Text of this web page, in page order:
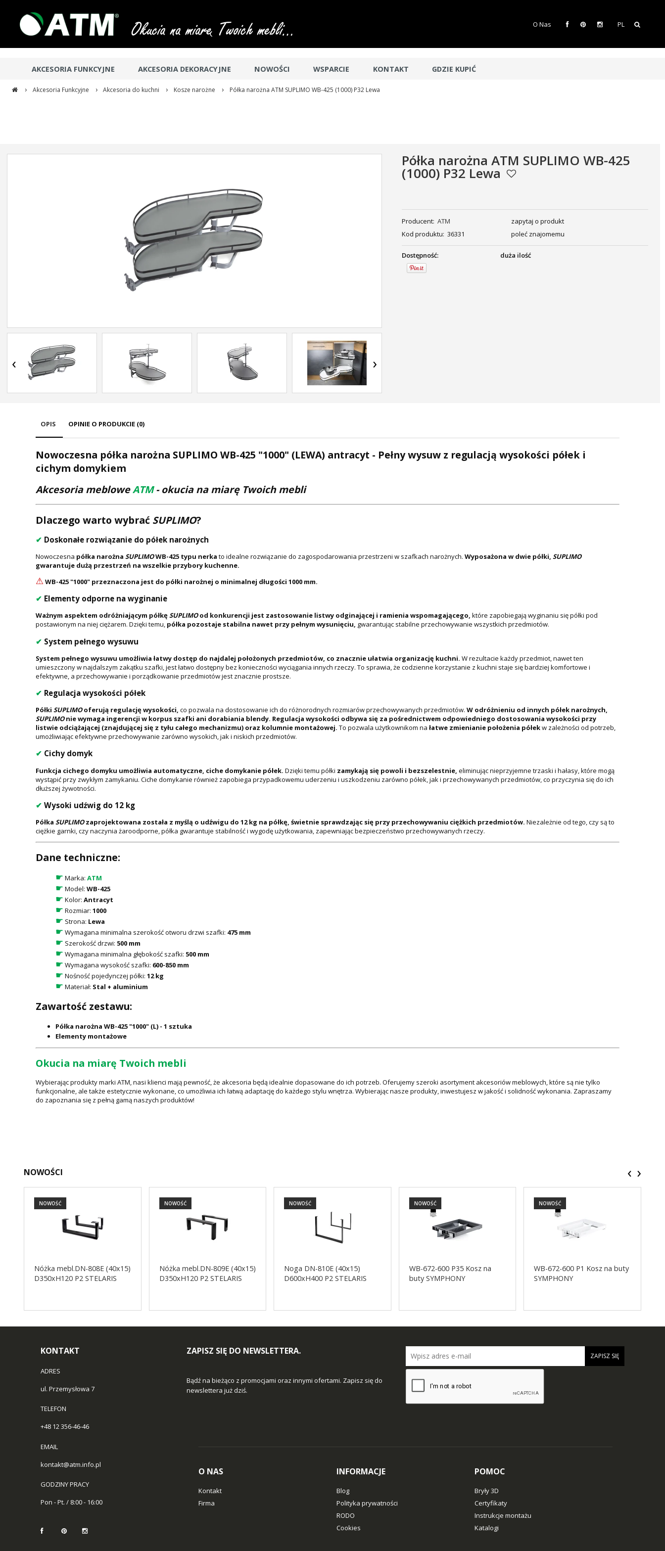
O Nas PL
AKCESORIA FUNKCYJNE AKCESORIA DEKORACYJNE NOWOŚCI WSPARCIE KONTAKT GDZIE KUPIĆ
› Akcesoria Funkcyjne › Akcesoria do kuchni › Kosze narożne › Półka narożna ATM SUPLIMO WB-425 (1000) P32 Lewa
‹ ›
Półka narożna ATM SUPLIMO WB-425
(1000) P32 Lewa
Producent: ATM
Kod produktu: 36331
zapytaj o produkt
poleć znajomemu
Dostępność: duża ilość
OPIS OPINIE O PRODUKCIE (0)
Nowoczesna półka narożna SUPLIMO WB-425 "1000" (LEWA) antracyt - Pełny wysuw z regulacją wysokości półek i
cichym domykiem
Akcesoria mebloweATM- okucia na miarę Twoich mebli
Dlaczego warto wybrać SUPLIMO?
✔ Doskonałe rozwiązanie do półek narożnych
Nowoczesna półka narożna SUPLIMOWB-425 typu nerka to idealne rozwiązanie do zagospodarowania przestrzeni w szafkach narożnych. Wyposażona w dwie półki, SUPLIMO
gwarantuje dużą przestrzeń na wszelkie przybory kuchenne.
⚠ WB-425 "1000" przeznaczona jest do półki narożnej o minimalnej długości 1000 mm.
✔ Elementy odporne na wyginanie
Ważnym aspektem odróżniającym półkęSUPLIMOod konkurencji jest zastosowanie listwy odginającej i ramienia wspomagającego, które zapobiegają wyginaniu się półki pod
postawionym na niej ciężarem. Dzięki temu, półka pozostaje stabilna nawet przy pełnym wysunięciu, gwarantując stabilne przechowywanie wszystkich przedmiotów.
✔ System pełnego wysuwu
System pełnego wysuwu umożliwia łatwy dostęp do najdalej położonych przedmiotów, co znacznie ułatwia organizację kuchni. W rezultacie każdy przedmiot, nawet ten
umieszczony w najdalszym zakątku szafki, jest łatwo dostępny bez konieczności wyciągania innych rzeczy. To sprawia, że codzienne korzystanie z kuchni staje się bardziej komfortowe i
efektywne, a przechowywanie i porządkowanie przedmiotów jest znacznie prostsze.
✔ Regulacja wysokości półek
Półki SUPLIMOoferują regulację wysokości, co pozwala na dostosowanie ich do różnorodnych rozmiarów przechowywanych przedmiotów. W odróżnieniu od innych półek narożnych,
SUPLIMOnie wymaga ingerencji w korpus szafki ani dorabiania blendy. Regulacja wysokości odbywa się za pośrednictwem odpowiedniego dostosowania wysokości przy
listwie odciążającej (znajdującej się z tyłu całego mechanizmu) oraz kolumnie montażowej. To pozwala użytkownikom na łatwe zmienianie położenia półekw zależności od potrzeb,
umożliwiając efektywne przechowywanie zarówno wysokich, jak i niskich przedmiotów.
✔ Cichy domyk
Funkcja cichego domyku umożliwia automatyczne, ciche domykanie półek. Dzięki temu półki zamykają się powoli i bezszelestnie, eliminując nieprzyjemne trzaski i hałasy, które mogą
wystąpić przy zwykłym zamykaniu. Ciche domykanie również zapobiega przypadkowemu uderzeniu i uszkodzeniu zarówno półek, jak i przechowywanych przedmiotów, co przyczynia się do ich
dłuższej żywotności.
✔ Wysoki udźwig do 12 kg
Półka SUPLIMOzaprojektowana została z myślą o udźwigu do 12 kg na półkę, świetnie sprawdzając się przy przechowywaniu ciężkich przedmiotów. Niezależnie od tego, czy są to
ciężkie garnki, czy naczynia żaroodporne, półka gwarantuje stabilność i wygodę użytkowania, zapewniając bezpieczeństwo przechowywanych rzeczy.
Dane techniczne:
☛ Marka: ATM
☛ Model: WB-425
☛ Kolor: Antracyt
☛ Rozmiar: 1000
☛ Strona: Lewa
☛ Wymagana minimalna szerokość otworu drzwi szafki: 475 mm
☛ Szerokość drzwi: 500 mm
☛ Wymagana minimalna głębokość szafki: 500 mm
☛ Wymagana wysokość szafki: 600-850 mm
☛ Nośność pojedynczej półki: 12 kg
☛ Materiał: Stal + aluminium
Zawartość zestawu:
Półka narożna WB-425 "1000" (L) - 1 sztuka
Elementy montażowe
Okucia na miarę Twoich mebli
Wybierając produkty marki ATM, nasi klienci mają pewność, że akcesoria będą idealnie dopasowane do ich potrzeb. Oferujemy szeroki asortyment akcesoriów meblowych, które są nie tylko
funkcjonalne, ale także estetycznie wykonane, co umożliwia ich łatwą adaptację do każdego stylu wnętrza. Wybierając nasze produkty, inwestujesz w jakość i solidność wykonania. Zapraszamy
do zapoznania się z pełną gamą naszych produktów!
NOWOŚCI
Nóżka mebl.DN-808E (40x15)
D350xH120 P2 STELARIS
NOWOŚĆ
Nóżka mebl.DN-809E (40x15)
D350xH120 P2 STELARIS
NOWOŚĆ
Noga DN-810E (40x15)
D600xH400 P2 STELARIS
NOWOŚĆ
WB-672-600 P35 Kosz na
buty SYMPHONY
NOWOŚĆ
WB-672-600 P1 Kosz na buty
SYMPHONY
NOWOŚĆ
‹ ›
KONTAKT
ADRES
ul. Przemysłowa 7
TELEFON
+48 12 356-46-46
EMAIL
kontakt@atm.info.pl
GODZINY PRACY
Pon - Pt. / 8:00 - 16:00
ZAPISZ SIĘ DO NEWSLETTERA.
Bądź na bieżąco z promocjami oraz innymi ofertami. Zapisz się do
newslettera już dziś.
ZAPISZ SIĘ
O NAS
Kontakt
Firma
INFORMACJE
Blog
Polityka prywatności
RODO
Cookies
POMOC
Bryły 3D
Certyfikaty
Instrukcje montażu
Katalogi